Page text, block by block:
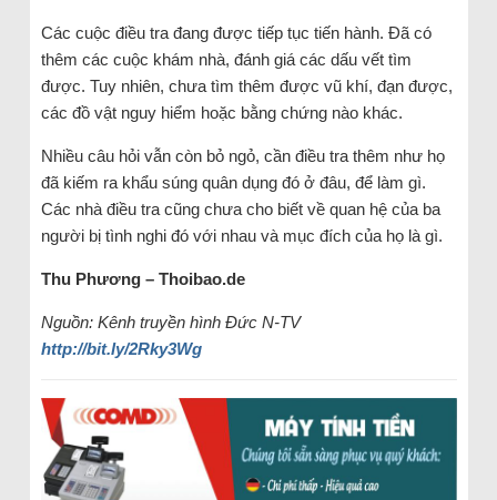
Các cuộc điều tra đang được tiếp tục tiến hành. Đã có
thêm các cuộc khám nhà, đánh giá các dấu vết tìm
được. Tuy nhiên, chưa tìm thêm được vũ khí, đạn được,
các đồ vật nguy hiểm hoặc bằng chứng nào khác.
Nhiều câu hỏi vẫn còn bỏ ngỏ, cần điều tra thêm như họ
đã kiếm ra khẩu súng quân dụng đó ở đâu, để làm gì.
Các nhà điều tra cũng chưa cho biết về quan hệ của ba
người bị tình nghi đó với nhau và mục đích của họ là gì.
Thu Phương – Thoibao.de
Nguồn: Kênh truyền hình Đức N-TV
http://bit.ly/2Rky3Wg